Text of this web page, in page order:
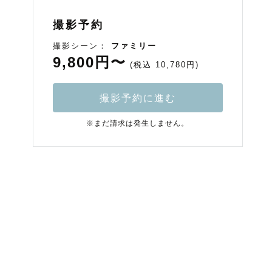
撮影予約
撮影シーン： ファミリー
9,800円〜 (税込 10,780円)
撮影予約に進む
※まだ請求は発生しません。